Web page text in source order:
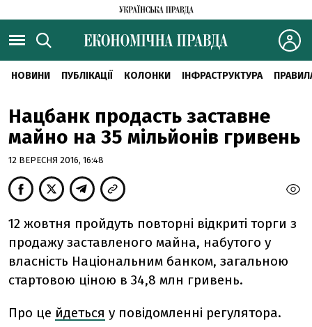
НОВИНИ ПУБЛІКАЦІЇ КОЛОНКИ ІНФРАСТРУКТУРА
Нацбанк продасть заставне
майно на 35 мільйонів гривень
12 ВЕРЕСНЯ 2016, 16:48
12 жовтня пройдуть повторні відкриті торги з
продажу заставленого майна, набутого у
власність Національним банком, загальною
стартовою ціною в 34,8 млн гривень.
Про це йдеться у повідомленні регулятора.